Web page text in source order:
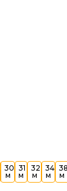
30
м
31
м
32
м
34
м
38
м